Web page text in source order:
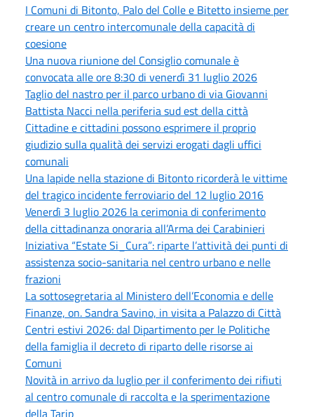
I Comuni di Bitonto, Palo del Colle e Bitetto insieme per
creare un centro intercomunale della capacità di
coesione
Una nuova riunione del Consiglio comunale è
convocata alle ore 8:30 di venerdì 31 luglio 2026
Taglio del nastro per il parco urbano di via Giovanni
Battista Nacci nella periferia sud est della città
Cittadine e cittadini possono esprimere il proprio
giudizio sulla qualità dei servizi erogati dagli uffici
comunali
Una lapide nella stazione di Bitonto ricorderà le vittime
del tragico incidente ferroviario del 12 luglio 2016
Venerdì 3 luglio 2026 la cerimonia di conferimento
della cittadinanza onoraria all’Arma dei Carabinieri
Iniziativa “Estate Si_Cura”: riparte l’attività dei punti di
assistenza socio-sanitaria nel centro urbano e nelle
frazioni
La sottosegretaria al Ministero dell’Economia e delle
Finanze, on. Sandra Savino, in visita a Palazzo di Città
Centri estivi 2026: dal Dipartimento per le Politiche
della famiglia il decreto di riparto delle risorse ai
Comuni
Novità in arrivo da luglio per il conferimento dei rifiuti
al centro comunale di raccolta e la sperimentazione
della Tarip